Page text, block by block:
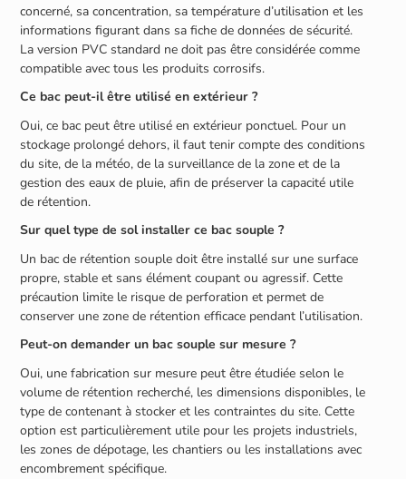
concerné, sa concentration, sa température d’utilisation et les
informations figurant dans sa fiche de données de sécurité.
La version PVC standard ne doit pas être considérée comme
compatible avec tous les produits corrosifs.
Ce bac peut-il être utilisé en extérieur ?
Oui, ce bac peut être utilisé en extérieur ponctuel. Pour un
stockage prolongé dehors, il faut tenir compte des conditions
du site, de la météo, de la surveillance de la zone et de la
gestion des eaux de pluie, afin de préserver la capacité utile
de rétention.
Sur quel type de sol installer ce bac souple ?
Un bac de rétention souple doit être installé sur une surface
propre, stable et sans élément coupant ou agressif. Cette
précaution limite le risque de perforation et permet de
conserver une zone de rétention efficace pendant l’utilisation.
Peut-on demander un bac souple sur mesure ?
Oui, une fabrication sur mesure peut être étudiée selon le
volume de rétention recherché, les dimensions disponibles, le
type de contenant à stocker et les contraintes du site. Cette
option est particulièrement utile pour les projets industriels,
les zones de dépotage, les chantiers ou les installations avec
encombrement spécifique.